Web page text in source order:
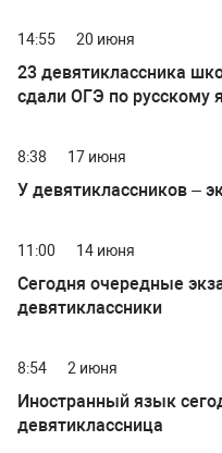
географии
14:55 20 июня
23 девятиклассника
сдали ОГЭ по русскому
8:38 17 июня
У девятиклассников –
11:00 14 июня
Сегодня очередные
девятиклассники
8:54 2 июня
Иностранный язык
девятиклассница